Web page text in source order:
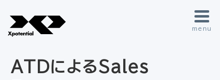
menu
ATDによるSales